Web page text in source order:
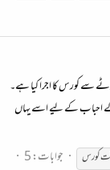
سے کورس کا اجرا کیا ہے۔
احباب کے لیے اسے یہاں
کورس
جوابات: 5